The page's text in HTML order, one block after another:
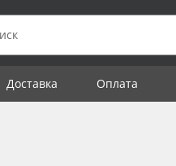
Доставка Оплата